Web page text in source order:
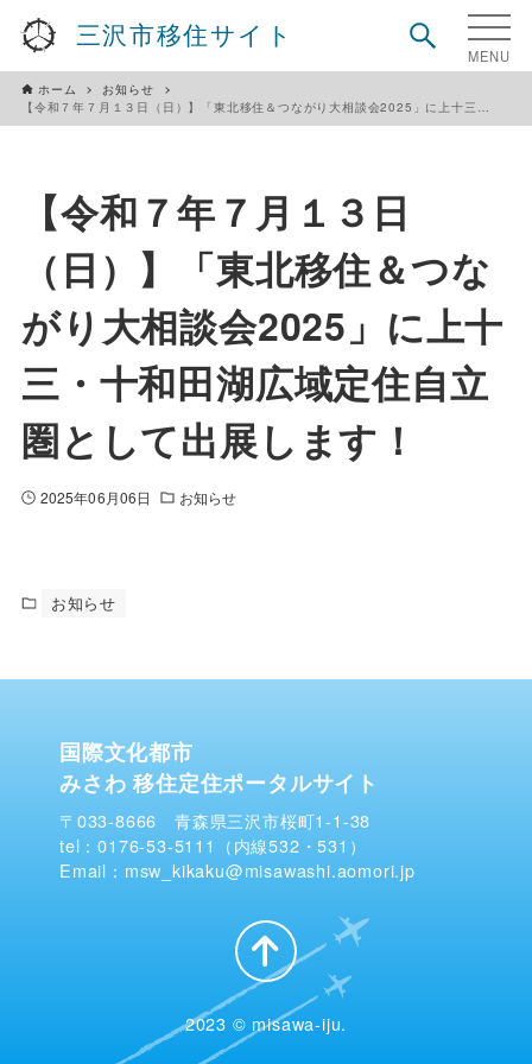
三沢市移住サイト
ホーム
お知らせ
【令和７年７月１３日（日）】「東北移住＆つながり大相談会2025」に上十三・十和田湖広域定住自立圏として出展します！
【令和７年７月１３日
（日）】「東北移住＆つな
がり大相談会2025」に上十
三・十和田湖広域定住自立
圏として出展します！
2025年06月06日 お知らせ
お知らせ
国際文化都市
みさわ 移住定住ポータルサイト
〒033-8666 青森県三沢市桜町1-1-38
tel：0176-53-5111（内線532・531）
Email：msw_kikaku@misawashi.aomori.jp
2023 © misawa-iju.